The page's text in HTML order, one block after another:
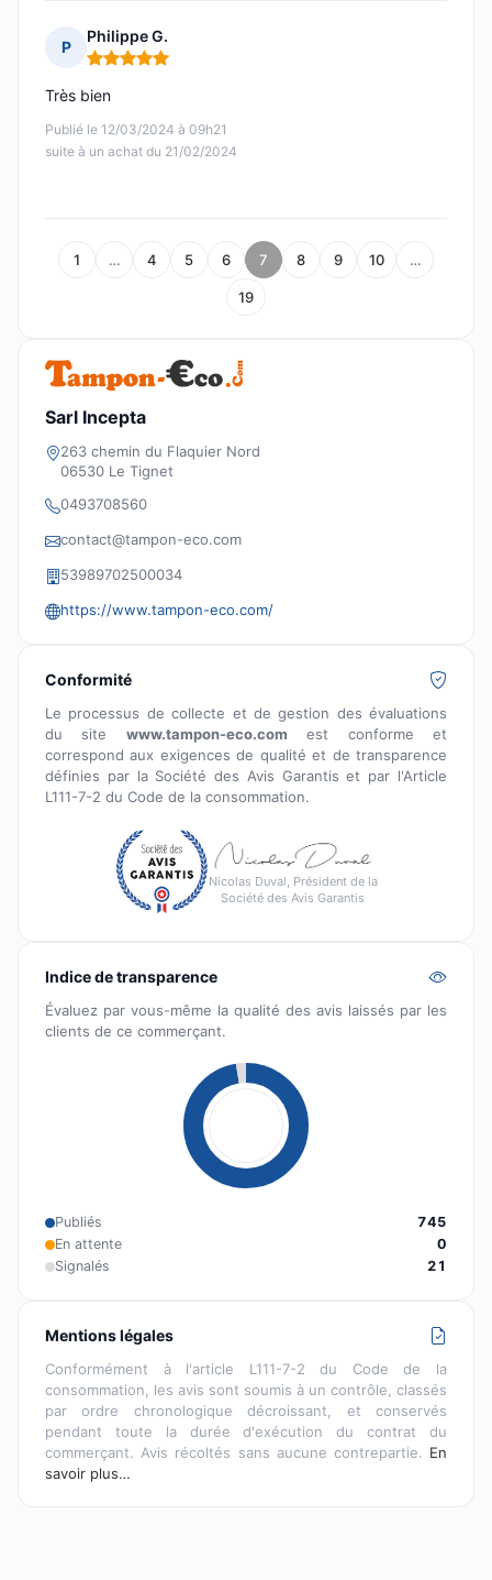
P
Philippe G.
Note : 5 sur 5
Publié le 12/03/2024 à 09h21
suite à un achat du 21/02/2024
Très bien
1 … 4 5 6 7 8 9 10 …
19
Sarl Incepta
263 chemin du Flaquier Nord
06530 Le Tignet
0493708560
contact@tampon-eco.com
53989702500034
https://www.tampon-eco.com/
Conformité
Le processus de collecte et de gestion des évaluations
du site www.tampon-eco.com est conforme et
correspond aux exigences de qualité et de transparence
définies par la Société des Avis Garantis et par l'Article
L111-7-2 du Code de la consommation.
Nicolas Duval, Président de la
Société des Avis Garantis
Indice de transparence
Évaluez par vous-même la qualité des avis laissés par les
clients de ce commerçant.
Publiés
745
En attente
0
Signalés
21
Mentions légales
Conformément à l'article L111-7-2 du Code de la
consommation, les avis sont soumis à un contrôle, classés
par ordre chronologique décroissant, et conservés
pendant toute la durée d'exécution du contrat du
commerçant. Avis récoltés sans aucune contrepartie. En
savoir plus…